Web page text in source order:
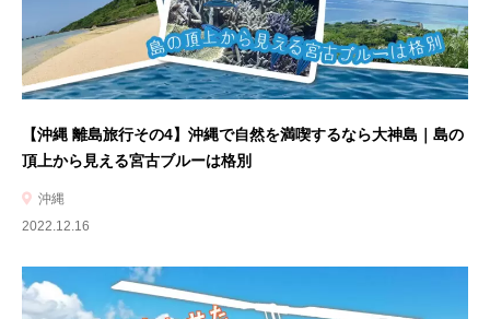
【沖縄 離島旅行その4】沖縄で自然を満喫するなら大神島｜島の
頂上から見える宮古ブルーは格別
沖縄
2022.12.16